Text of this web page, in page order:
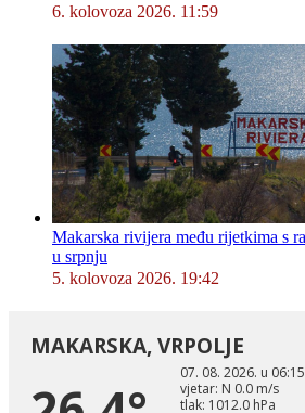
6. kolovoza 2026. 11:59
Makarska rivijera među rijetkima s
u srpnju
5. kolovoza 2026. 19:42